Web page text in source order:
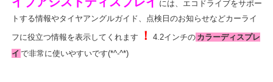
には、エコドライブをサポー
トする情報やタイヤアングルガイド、点検日のお知らせなどカーライ
フに役立つ情報を表示してくれます ！ 4.2インチの カラーディスプレ
イ で非常に使いやすいです(*^-^*)